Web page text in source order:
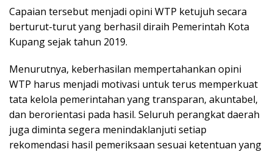
Capaian tersebut menjadi opini WTP ketujuh secara
berturut-turut yang berhasil diraih Pemerintah Kota
Kupang sejak tahun 2019.
Menurutnya, keberhasilan mempertahankan opini
WTP harus menjadi motivasi untuk terus memperkuat
tata kelola pemerintahan yang transparan, akuntabel,
dan berorientasi pada hasil. Seluruh perangkat daerah
juga diminta segera menindaklanjuti setiap
rekomendasi hasil pemeriksaan sesuai ketentuan yang